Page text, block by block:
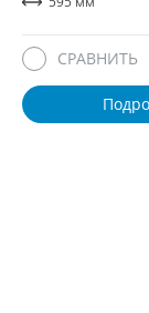
СРАВНИТЬ